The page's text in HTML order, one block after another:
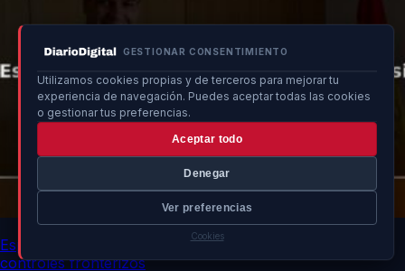
GESTIONAR CONSENTIMIENTO
Utilizamos cookies propias y de terceros para mejorar tu
experiencia de navegación. Puedes aceptar todas las cookies
o gestionar tus preferencias.
Aceptar todo
Denegar
Ver preferencias
Cookies
España advierte a Italia con medidas si no elimina
controles fronterizos